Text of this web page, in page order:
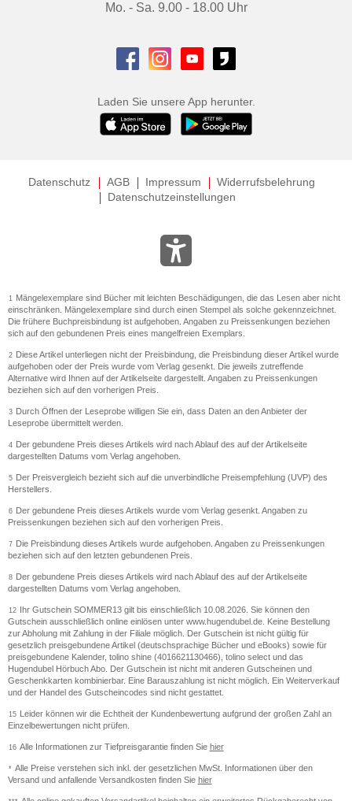
Mo. - Sa. 9.00 - 18.00 Uhr
Laden Sie unsere App herunter.
Datenschutz AGB Impressum
Widerrufsbelehrung
Datenschutzeinstellungen
1
Mängelexemplare sind Bücher mit leichten Beschädigungen, die das Lesen aber nicht
einschränken. Mängelexemplare sind durch einen Stempel als solche gekennzeichnet.
Die frühere Buchpreisbindung ist aufgehoben. Angaben zu Preissenkungen beziehen
sich auf den gebundenen Preis eines mangelfreien Exemplars.
2 Diese Artikel unterliegen nicht der Preisbindung, die Preisbindung dieser Artikel wurde
aufgehoben oder der Preis wurde vom Verlag gesenkt. Die jeweils zutreffende
Alternative wird Ihnen auf der Artikelseite dargestellt. Angaben zu Preissenkungen
beziehen sich auf den vorherigen Preis.
3 Durch Öffnen der Leseprobe willigen Sie ein, dass Daten an den Anbieter der
Leseprobe übermittelt werden.
4 Der gebundene Preis dieses Artikels wird nach Ablauf des auf der Artikelseite
dargestellten Datums vom Verlag angehoben.
5 Der Preisvergleich bezieht sich auf die unverbindliche Preisempfehlung (UVP) des
Herstellers.
6 Der gebundene Preis dieses Artikels wurde vom Verlag gesenkt. Angaben zu
Preissenkungen beziehen sich auf den vorherigen Preis.
7 Die Preisbindung dieses Artikels wurde aufgehoben. Angaben zu Preissenkungen
beziehen sich auf den letzten gebundenen Preis.
8 Der gebundene Preis dieses Artikels wird nach Ablauf des auf der Artikelseite
dargestellten Datums vom Verlag angehoben.
12 Ihr Gutschein SOMMER13 gilt bis einschließlich 10.08.2026. Sie können den
Gutschein ausschließlich online einlösen unter www.hugendubel.de. Keine Bestellung
zur Abholung mit Zahlung in der Filiale möglich. Der Gutschein ist nicht gültig für
gesetzlich preisgebundene Artikel (deutschsprachige Bücher und eBooks) sowie für
preisgebundene Kalender, tolino shine (4016621130466), tolino select und das
Hugendubel Hörbuch Abo. Der Gutschein ist nicht mit anderen Gutscheinen und
Geschenkkarten kombinierbar. Eine Barauszahlung ist nicht möglich. Ein Weiterverkauf
und der Handel des Gutscheincodes sind nicht gestattet.
15 Leider können wir die Echtheit der Kundenbewertung aufgrund der großen Zahl an
Einzelbewertungen nicht prüfen.
16 Alle Informationen zur Tiefpreisgarantie finden Sie hier
* Alle Preise verstehen sich inkl. der gesetzlichen MwSt. Informationen über den
Versand und anfallende Versandkosten finden Sie hier